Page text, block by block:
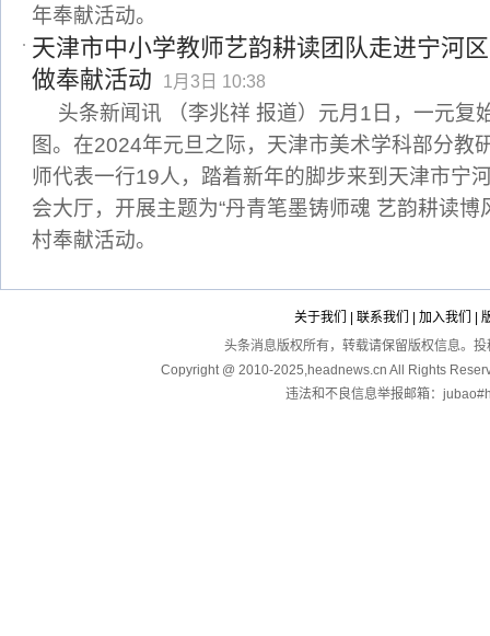
年奉献活动。
天津市中小学教师艺韵耕读团队走进宁河
做奉献活动
1月3日 10:38
头条新闻讯 （李兆祥 报道）元月1日，一元复
图。在2024年元旦之际，天津市美术学科部分教
师代表一行19人，踏着新年的脚步来到天津市宁
会大厅，开展主题为“丹青笔墨铸师魂 艺韵耕读博
村奉献活动。
关于我们 联系我们 加入我们
头条消息版权所有，转载请保留版权信息。
Copyright @ 2010-2025,headnews.cn All Rights
违法和不良信息举报邮箱：